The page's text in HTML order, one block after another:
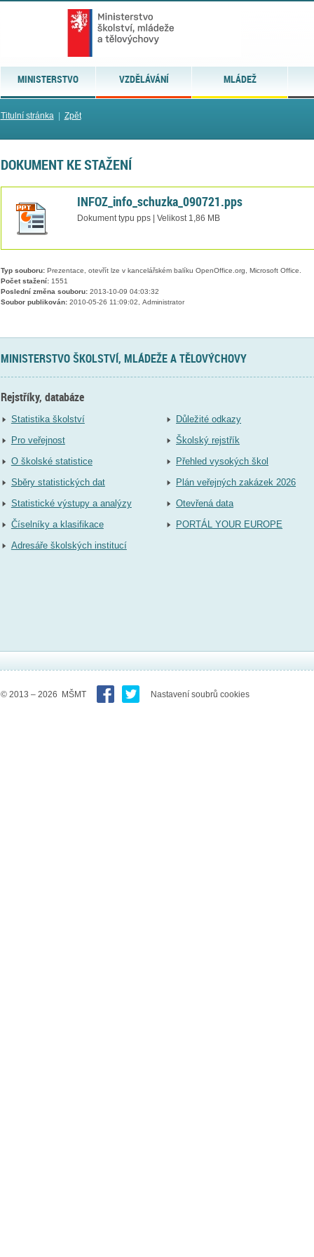
MINISTERSTVO VZDĚLÁVÁNÍ MLÁDEŽ
Titulní stránka| Zpět
DOKUMENT KE STAŽENÍ
INFOZ_info_schuzka_090721.pps
Dokument typu pps | Velikost 1,86 MB
Typ souboru:Prezentace, otevřít lze v kancelářském balíku OpenOffice.org, Microsoft Office.
Počet stažení:1551
Poslední změna souboru:2013-10-09 04:03:32
Soubor publikován:2010-05-26 11:09:02, Administrator
MINISTERSTVO ŠKOLSTVÍ, MLÁDEŽE A TĚLOVÝCHOVY
Rejstříky, databáze
Statistika školství
Pro veřejnost
O školské statistice
Sběry statistických dat
Statistické výstupy a analýzy
Číselníky a klasifikace
Adresáře školských institucí
Důležité odkazy
Školský rejstřík
Přehled vysokých škol
Plán veřejných zakázek 2026
Otevřená data
PORTÁL YOUR EUROPE
© 2013 – 2026 MŠMT Nastavení soubrů cookies